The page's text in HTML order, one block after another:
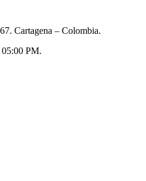
Cartagena – Colombia.
PM.